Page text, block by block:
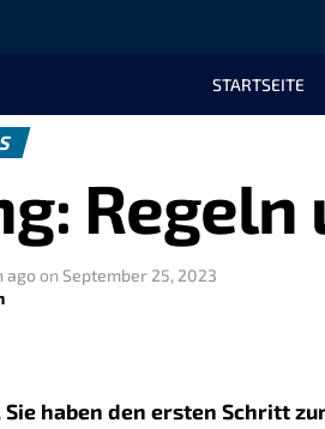
STARTSEITE
ago on September 25, 2023
Sie haben den ersten Schritt